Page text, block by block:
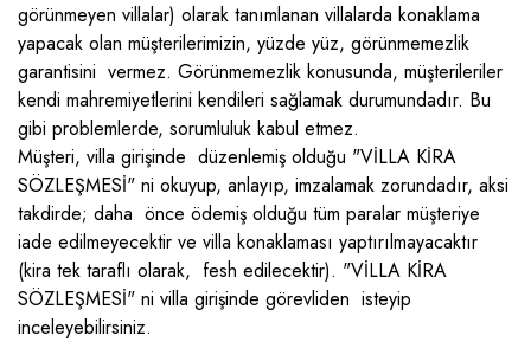
görünmeyen villalar) olarak tanımlanan villalarda konaklama
yapacak olan müşterilerimizin, yüzde yüz, görünmemezlik
garantisini vermez. Görünmemezlik konusunda, müşterileriler
kendi mahremiyetlerini kendileri sağlamak durumundadır. Bu
gibi problemlerde, sorumluluk kabul etmez.
Müşteri, villa girişinde düzenlemiş olduğu "VİLLA KİRA
SÖZLEŞMESİ" ni okuyup, anlayıp, imzalamak zorundadır, aksi
takdirde; daha önce ödemiş olduğu tüm paralar müşteriye
iade edilmeyecektir ve villa konaklaması yaptırılmayacaktır
(kira tek taraflı olarak, fesh edilecektir). "VİLLA KİRA
SÖZLEŞMESİ" ni villa girişinde görevliden isteyip
inceleyebilirsiniz.